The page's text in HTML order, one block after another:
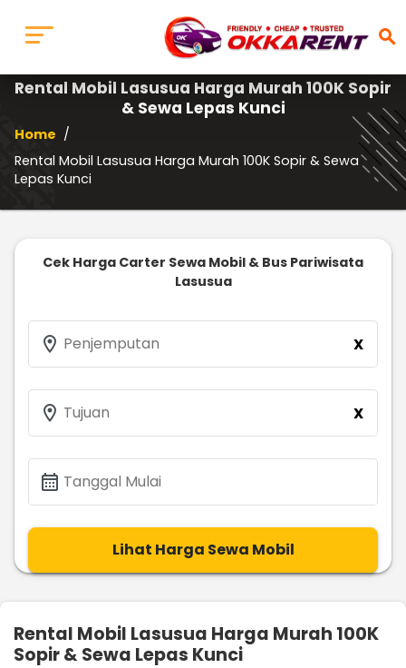
search
Rental Mobil Lasusua Harga Murah 100K Sopir
& Sewa Lepas Kunci
Home /
Rental Mobil Lasusua Harga Murah 100K Sopir & Sewa
Lepas Kunci
Cek Harga Carter Sewa Mobil & Bus Pariwisata
Lasusua
location_on Penjemputan X
location_on Tujuan X
calendar_month Tanggal Mulai
Lihat Harga Sewa Mobil
Rental Mobil Lasusua Harga Murah 100K
Sopir & Sewa Lepas Kunci